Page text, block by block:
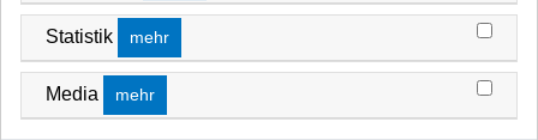
Statistik mehr
Media mehr